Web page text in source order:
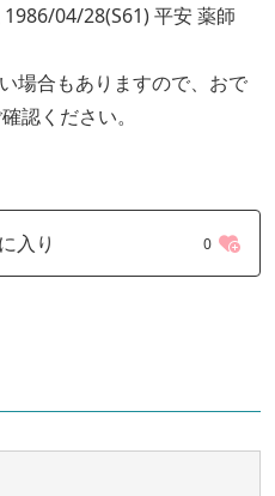
1986/04/28(S61) 平安 薬師
場合もありますので、おで
認ください。
入り 0